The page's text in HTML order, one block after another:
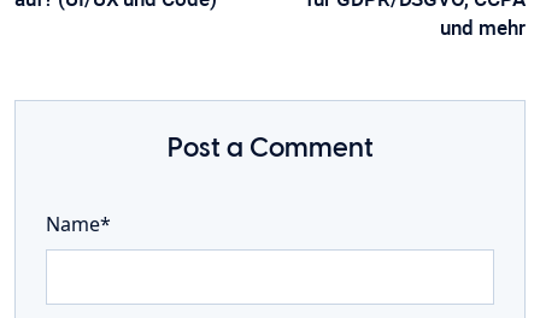
und mehr
Post a Comment
Name*